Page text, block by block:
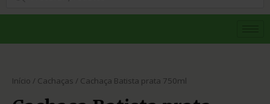
Início / Cachaças / Cachaça Batista prata 750ml